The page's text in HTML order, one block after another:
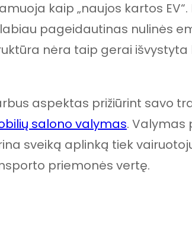
kaip „naujos kartos
pageidautinas nulinės
nėra taip gerai išvystyta
aspektas prižiūrint savo
salono valymas. Valymas
sveiką aplinką tiek
priemonės vertę.